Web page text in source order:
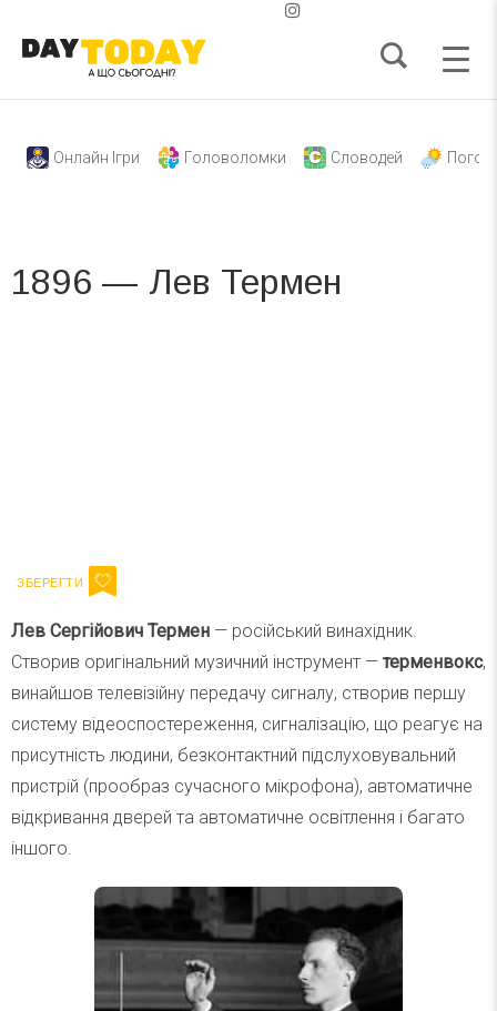
Онлайн Ігри Головоломки Словодей
1896 — Лев Термен
Лев Сергійович Термен — російський винахідник.
Створив оригінальний музичний інструмент — терменвокс,
винайшов телевізійну передачу сигналу, створив першу
систему відеоспостереження, сигналізацію, що реагує на
присутність людини, безконтактний підслуховувальний
пристрій (прообраз сучасного мікрофона), автоматичне
відкривання дверей та автоматичне освітлення і багато
іншого.